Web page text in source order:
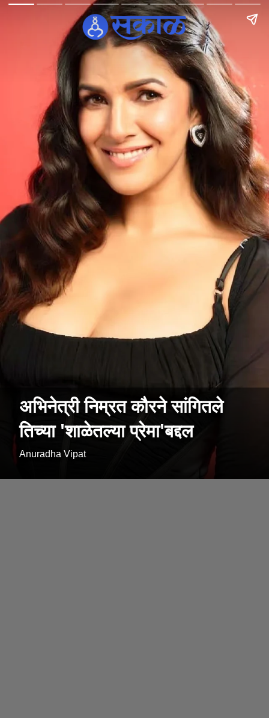
अभिनेत्री निम्रत कौरने सांगितले
तिच्या 'शाळेतल्या प्रेमा'बद्दल
Anuradha Vipat